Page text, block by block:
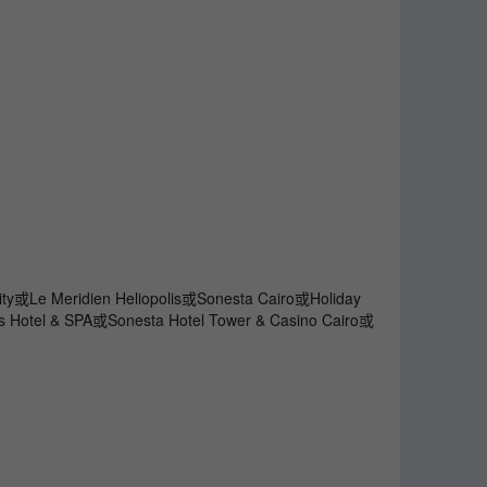
或Le Meridien Heliopolis或Sonesta Cairo或Holiday
& SPA或Sonesta Hotel Tower & Casino Cairo或